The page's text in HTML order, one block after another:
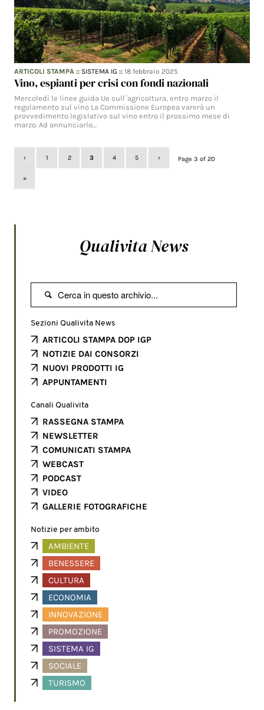
ARTICOLI STAMPA :: SISTEMA IG ::18 febbraio 2025
Vino, espianti per crisi con fondi nazionali
Mercoledì le linee guida Ue sull`agricoltura, entro marzo il
regolamento sul vino La Commissione Europea varerà un
provvedimento legislativo sul vino entro il prossimo mese di
marzo. Ad annunciarlo…
Page 3 of 20
‹ 1 2 3 4 5 ›
»
Qualivita News

Sezioni Qualivita News
ARTICOLI STAMPA DOP IGP
NOTIZIE DAI CONSORZI
NUOVI PRODOTTI IG
APPUNTAMENTI
Canali Qualivita
RASSEGNA STAMPA
NEWSLETTER
COMUNICATI STAMPA
WEBCAST
PODCAST
VIDEO
GALLERIE FOTOGRAFICHE
Notizie per ambito
AMBIENTE
BENESSERE
CULTURA
ECONOMIA
INNOVAZIONE
PROMOZIONE
SISTEMA IG
SOCIALE
TURISMO